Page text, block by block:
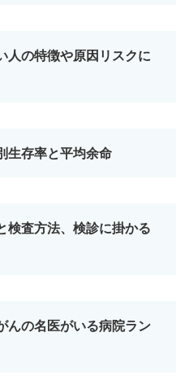
人の特徴や原因リスクに
生存率と平均余命
検査方法、検診に掛かる
んの名医がいる病院ラン